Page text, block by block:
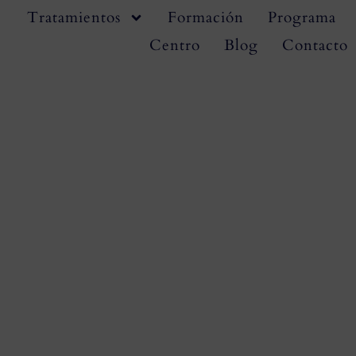
Tratamientos Formación
Programa
Centro
Blog Contacto